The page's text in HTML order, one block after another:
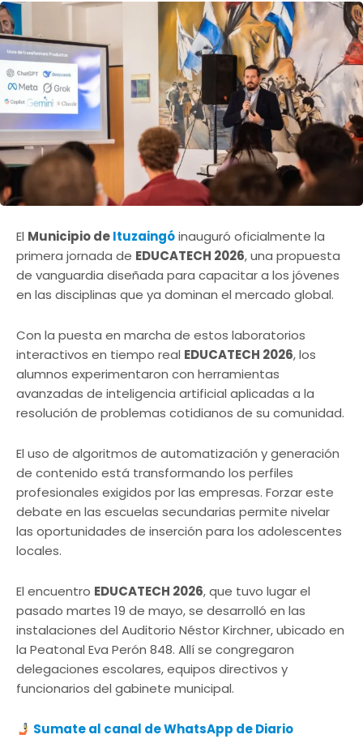
El Municipio deItuzaingóinauguró oficialmente la
primera jornada de EDUCATECH 2026, una propuesta
de vanguardia diseñada para capacitar a los jóvenes
en las disciplinas que ya dominan el mercado global.
Con la puesta en marcha de estos laboratorios
interactivos en tiempo real EDUCATECH 2026, los
alumnos experimentaron con herramientas
avanzadas de inteligencia artificial aplicadas a la
resolución de problemas cotidianos de su comunidad.
El uso de algoritmos de automatización y generación
de contenido está transformando los perfiles
profesionales exigidos por las empresas. Forzar este
debate en las escuelas secundarias permite nivelar
las oportunidades de inserción para los adolescentes
locales.
El encuentro EDUCATECH 2026, que tuvo lugar el
pasado martes 19 de mayo, se desarrolló en las
instalaciones del Auditorio Néstor Kirchner, ubicado en
la Peatonal Eva Perón 848. Allí se congregaron
delegaciones escolares, equipos directivos y
funcionarios del gabinete municipal.
Sumate al canal de WhatsApp de Diario